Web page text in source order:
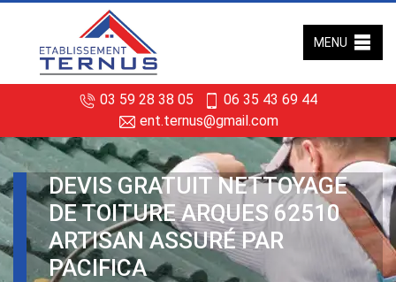
03 59 28 38 05
06 35 43 69 44
ent.ternus@gmail.com
MENU
DEVIS GRATUIT NETTOYAGE
DE TOITURE ARQUES 62510
ARTISAN ASSURÉ PAR
PACIFICA